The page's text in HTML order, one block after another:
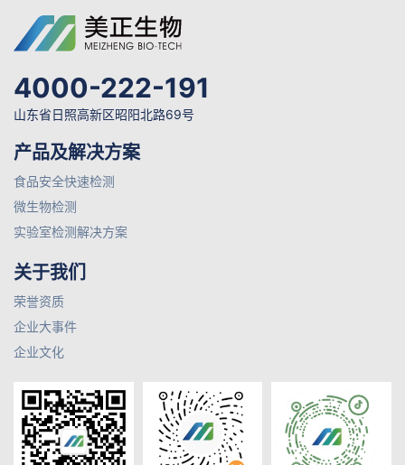
4000-222-191
山东省日照高新区昭阳北路69号
产品及解决方案
食品安全快速检测
微生物检测
实验室检测解决方案
关于我们
荣誉资质
企业大事件
企业文化